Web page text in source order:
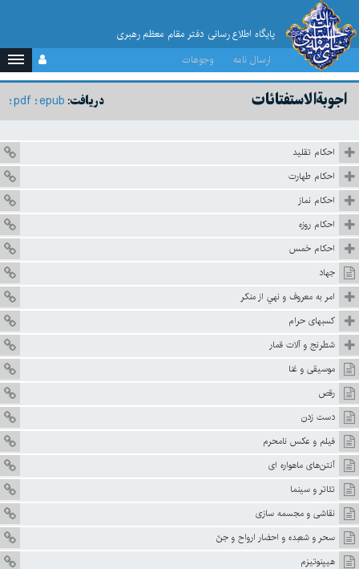
پایگاه اطلاع رسانی دفتر مقام معظم رهبری
ارسال نامه
وجوهات
دریافت: epub
pdf اجوبة‌الاستفتائات
احكام تقليد
احکام طهارت
احكام نماز
احكام روزه
احكام خمس
جهاد
امر به معروف و نهي از منكر
كسبهاى حرام
شطرنج و آلات قمار
موسيقى و غنا
رقص
دست زدن‏
فيلم و عکس نامحرم
آنتن‌هاى ماهواره ‏اى
تئاتر و سينما
نقاشى و مجسمه سازى
سحر و شعبده و احضار ارواح و جنّ
هيپنوتيزم